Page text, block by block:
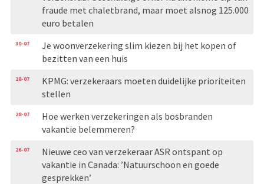
fraude met chaletbrand, maar moet alsnog 125.000
euro betalen
30-07
Je woonverzekering slim kiezen bij het kopen of
bezitten van een huis
28-07
KPMG: verzekeraars moeten duidelijke prioriteiten
stellen
28-07
Hoe werken verzekeringen als bosbranden
vakantie belemmeren?
26-07
Nieuwe ceo van verzekeraar ASR ontspant op
vakantie in Canada: ’Natuurschoon en goede
gesprekken’